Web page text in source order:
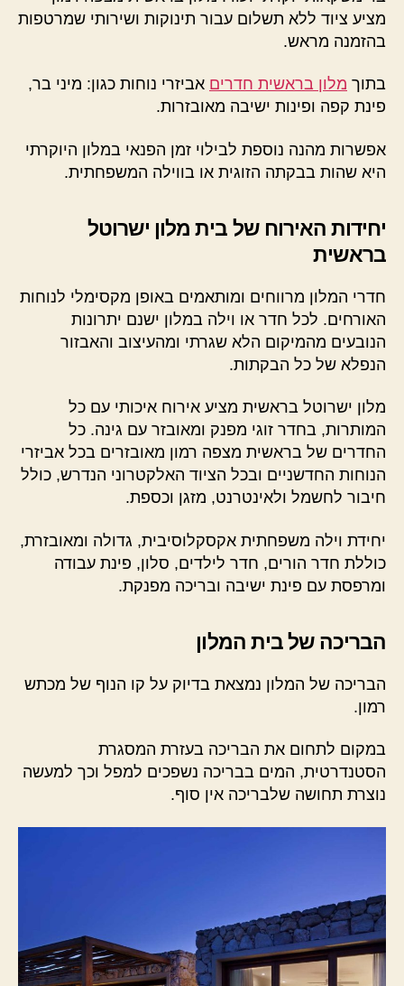
מציע ציוד ללא תשלום עבור תינוקות ושירותי שמרטפות
בהזמנה מראש.
בתוך מלון בראשית חדרים אביזרי נוחות כגון: מיני בר,
פינת קפה ופינות ישיבה מאובזרות.
אפשרות מהנה נוספת לבילוי זמן הפנאי במלון היוקרתי
היא שהות בבקתה הזוגית או בווילה המשפחתית.
יחידות האירוח של בית מלון ישרוטל
בראשית
חדרי המלון מרווחים ומותאמים באופן מקסימלי לנוחות
האורחים. לכל חדר או וילה במלון ישנם יתרונות
הנובעים מהמיקום הלא שגרתי ומהעיצוב והאבזור
הנפלא של כל הבקתות.
מלון ישרוטל בראשית מציע אירוח איכותי עם כל
המותרות, בחדר זוגי מפנק ומאובזר עם גינה. כל
החדרים של בראשית מצפה רמון מאובזרים בכל אביזרי
הנוחות החדשניים ובכל הציוד האלקטרוני הנדרש, כולל
חיבור לחשמל ולאינטרנט, מזגן וכספת.
יחידת וילה משפחתית אקסקלוסיבית, גדולה ומאובזרת,
כוללת חדר הורים, חדר לילדים, סלון, פינת עבודה
ומרפסת עם פינת ישיבה ובריכה מפנקת.
הבריכה של בית המלון
הבריכה של המלון נמצאת בדיוק על קו הנוף של מכתש
רמון.
במקום לתחום את הבריכה בעזרת המסגרת
הסטנדרטית, המים בבריכה נשפכים למפל וכך למעשה
נוצרת תחושה שלבריכה אין סוף.